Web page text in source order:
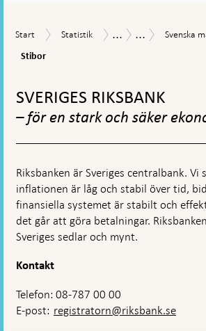
Start
Start Statistik
Statistik
Räntor
...
Förklaringar
...
Svenska
Svenska
Stibor
toppnavigation
SVERIGES RIKSBANK
– för en stark och säker
Riksbanken är Sveriges centralbank. Vi
inflationen är låg och stabil över tid,
finansiella systemet är stabilt och
det går att göra betalningar.
Sveriges sedlar och mynt.
Kontakt
Telefon: 08-787 00 00
E-post: registratorn@riksbank.se